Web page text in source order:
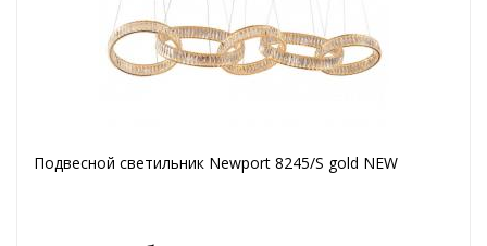
Подвесной светильник Newport 8245/S gold NEW